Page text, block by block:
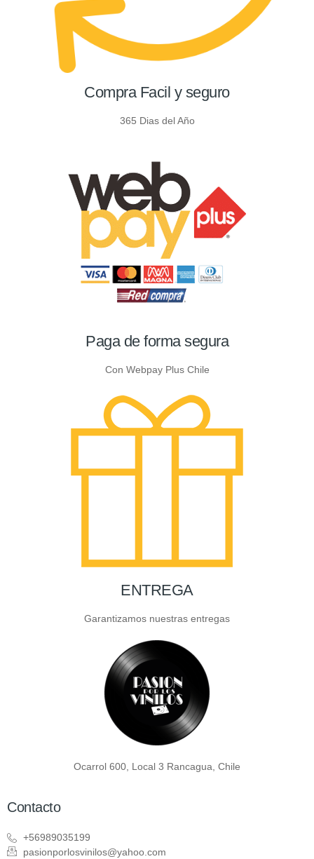
Compra Facil y seguro
365 Dias del Año
Paga de forma segura
Con Webpay Plus Chile
ENTREGA
Garantizamos nuestras entregas
Ocarrol 600, Local 3 Rancagua, Chile
Contacto
+56989035199
pasionporlosvinilos@yahoo.com